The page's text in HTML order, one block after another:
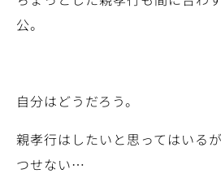
公。
自分はどうだろう。
親孝行はしたいと思ってはいる
つせない…